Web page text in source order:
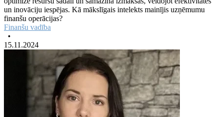
un inovāciju iespējas. Kā mākslīgais intelekts mainījis uzņēmumu
finanšu operācijas?
Finanšu vadība
•
15.11.2024